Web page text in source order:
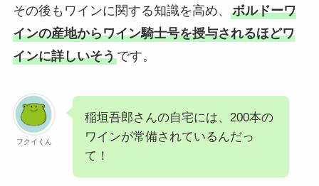
その後もワインに関する知識を高め、 ボルドーワ
インの産地からワイン騎士号を授与されるほどワ
インに詳しいそうです。
フクイくん
稲垣吾郎さんの自宅には、200本の
ワインが常備されているんだっ
て！